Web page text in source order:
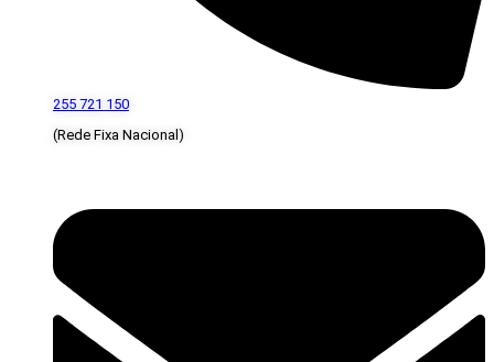
255 721 150
(Rede Fixa Nacional)